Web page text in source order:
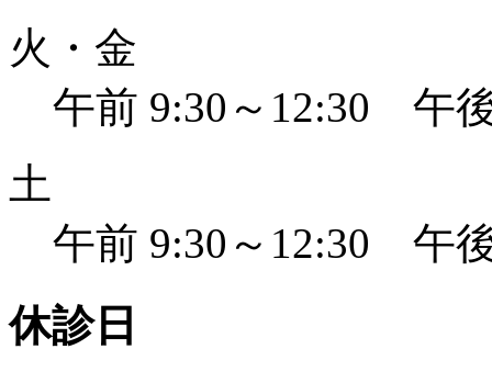
火・金
午前 9:30～12:30 午
土
午前 9:30～12:30 午
休診日